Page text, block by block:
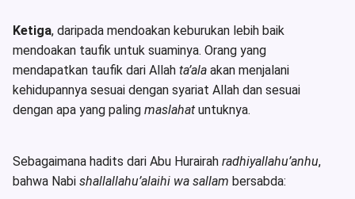
Ketiga, daripada mendoakan keburukan lebih baik
mendoakan taufik untuk suaminya. Orang yang
mendapatkan taufik dari Allah ta’ala akan menjalani
kehidupannya sesuai dengan syariat Allah dan sesuai
dengan apa yang paling maslahat untuknya.
Sebagaimana hadits dari Abu Hurairah radhiyallahu’anhu,
bahwa Nabi shallallahu’alaihi wa sallam bersabda: